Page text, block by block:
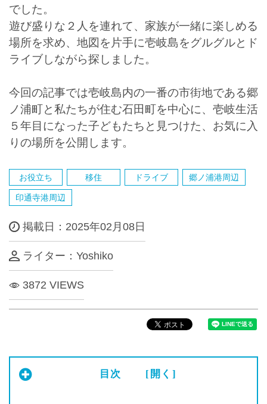
でした。
遊び盛りな２人を連れて、家族が一緒に楽しめる
場所を求め、地図を片手に壱岐島をグルグルとド
ライブしながら探しました。
今回の記事では壱岐島内の一番の市街地である郷
ノ浦町と私たちが住む石田町を中心に、壱岐生活
５年目になった子どもたちと見つけた、お気に入
りの場所を公開します。
お役立ち 移住 ドライブ 郷ノ浦港周辺
印通寺港周辺
掲載日：2025年02月08日
ライター：Yoshiko
3872 VIEWS
目次 [開く]